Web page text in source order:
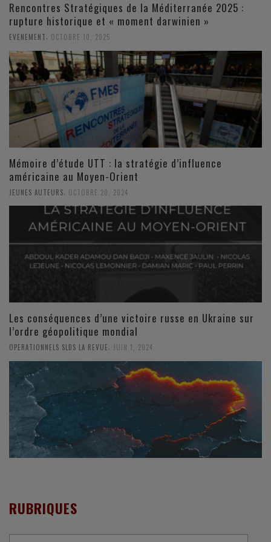
Rencontres Stratégiques de la Méditerranée 2025 :
rupture historique et « moment darwinien »
EVENEMENT OCTOBRE 10, 2025
Mémoire d’étude UTT : la stratégie d’influence
américaine au Moyen-Orient
JEUNES AUTEURS OCTOBRE 20, 2024
Les conséquences d’une victoire russe en Ukraine sur
l’ordre géopolitique mondial
OPERATIONNELS SLDS LA REVUE, JUIN 1, 2024
RUBRIQUES